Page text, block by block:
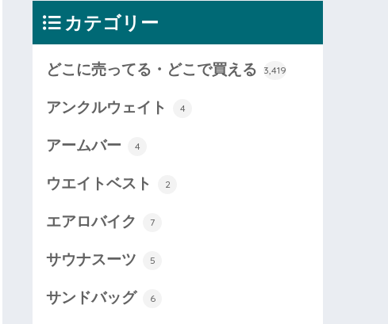
カテゴリー
どこに売ってる・どこで買える 3,419
アンクルウェイト 4
アームバー 4
ウエイトベスト 2
エアロバイク 7
サウナスーツ 5
サンドバッグ 6